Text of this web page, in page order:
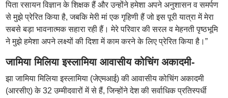
पिता रसायन विज्ञान के शिक्षक हैं और उन्होंने हमेशा अपने अनुशासन व समर्पण
से मुझे प्रेरित किया है, जबकि मेरी मां एक गृहिणी हैं जो इस पूरी यात्रा में मेरा
सबसे बड़ा भावनात्मक सहारा रही हैं। मेरे परिवार की सरल व मेहनती पृष्ठभूमि
ने मुझे हमेशा अपने लक्ष्यों की दिशा में काम करने के लिए प्रेरित किया है।”
जामिया मिलिया इस्लामिया आवासीय कोचिंग अकादमी-
झा जामिया मिलिया इस्लामिया (जेएमआई) की आवासीय कोचिंग अकादमी
(आरसीए) के 32 उम्मीदवारों में से हैं, जिन्होंने देश की सर्वाधिक प्रतिस्पर्धी